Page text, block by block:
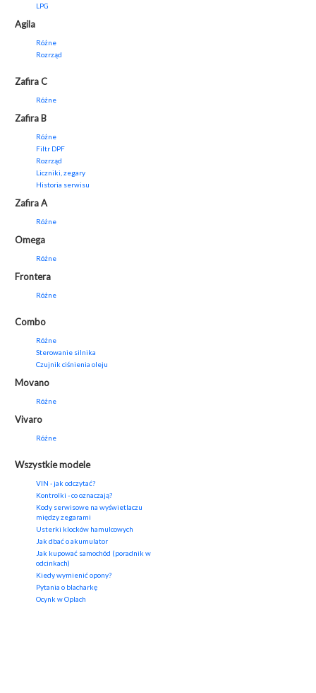
LPG
Agila
Różne
Rozrząd
Zafira C
Różne
Zafira B
Różne
Filtr DPF
Rozrząd
Liczniki, zegary
Historia serwisu
Zafira A
Różne
Omega
Różne
Frontera
Różne
Combo
Różne
Sterowanie silnika
Czujnik ciśnienia oleju
Movano
Różne
Vivaro
Różne
Wszystkie modele
VIN - jak odczytać?
Kontrolki - co oznaczają?
Kody serwisowe na wyświetlaczu
między zegarami
Usterki klocków hamulcowych
Jak dbać o akumulator
Jak kupować samochód (poradnik w
odcinkach)
Kiedy wymienić opony?
Pytania o blacharkę
Ocynk w Oplach